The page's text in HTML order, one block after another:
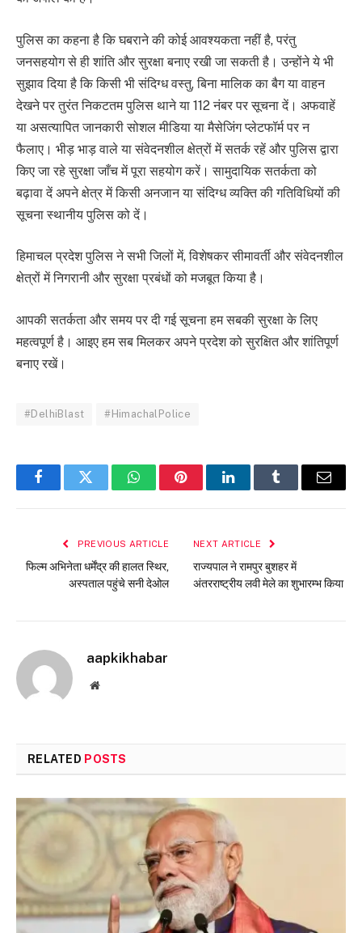
पुलिस का कहना है कि घबराने की कोई आवश्यकता नहीं है, परंतु
जनसहयोग से ही शांति और सुरक्षा बनाए रखी जा सकती है। उन्होंने ये भी
सुझाव दिया है कि किसी भी संदिग्ध वस्तु, बिना मालिक का बैग या वाहन
देखने पर तुरंत निकटतम पुलिस थाने या 112 नंबर पर सूचना दें। अफवाहें
या असत्यापित जानकारी सोशल मीडिया या मैसेजिंग प्लेटफॉर्म पर न
फैलाए। भीड़ भाड़ वाले या संवेदनशील क्षेत्रों में सतर्क रहें और पुलिस द्वारा
किए जा रहे सुरक्षा जाँच में पूरा सहयोग करें। सामुदायिक सतर्कता को
बढ़ावा दें अपने क्षेत्र में किसी अनजान या संदिग्ध व्यक्ति की गतिविधियों की
सूचना स्थानीय पुलिस को दें।
हिमाचल प्रदेश पुलिस ने सभी जिलों में, विशेषकर सीमावर्ती और संवेदनशील
क्षेत्रों में निगरानी और सुरक्षा प्रबंधों को मजबूत किया है।
आपकी सतर्कता और समय पर दी गई सूचना हम सबकी सुरक्षा के लिए
महत्वपूर्ण है। आइए हम सब मिलकर अपने प्रदेश को सुरक्षित और शांतिपूर्ण
बनाए रखें।
#DelhiBlast #HimachalPolice
FacebookTwitter WhatsAppPinterestLinkedInTumblr Email
PREVIOUS ARTICLE
फिल्म अभिनेता धर्मेंद्र की हालत स्थिर,
अस्पताल पहुंचे सनी देओल
NEXT ARTICLE
राज्यपाल ने रामपुर बुशहर में
अंतरराष्ट्रीय लवी मेले का शुभारम्भ किया
aapkikhabar
Website
RELATED POSTS